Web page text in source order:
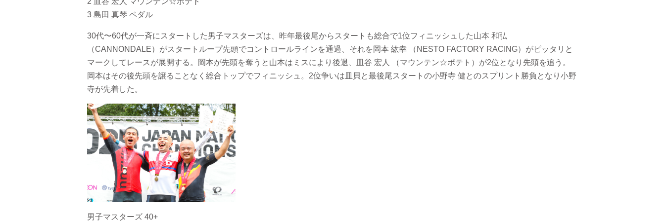
3 島田 真琴 ペダル
30代〜60代が一斉にスタートした男子マスターズは、昨年最後尾からスタートも総合で1位フィニッシュした山本 和弘
（CANNONDALE）がスタートループ先頭でコントロールラインを通過、それを岡本 紘幸 （NESTO FACTORY RACING）がピッタリと
マークしてレースが展開する。岡本が先頭を奪うと山本はミスにより後退、皿谷 宏人 （マウンテン☆ポテト）が2位となり先頭を追う。
岡本はその後先頭を譲ることなく総合トップでフィニッシュ。2位争いは皿貝と最後尾スタートの小野寺 健とのスプリント勝負となり小野
寺が先着した。
男子マスターズ 40+